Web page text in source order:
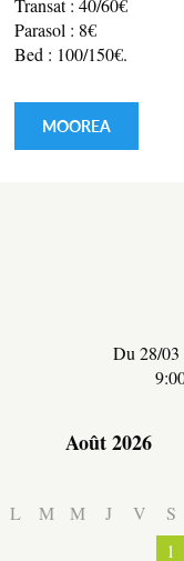
Transat : 40/60€
Parasol : 8€
Bed : 100/150€.
MOOREA
Du 28/03
Août 2026
L M M J V S
1